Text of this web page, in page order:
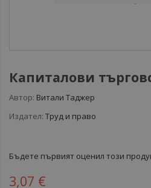
Капиталови
Автор: Витали Таджер
Издател: Труд и право
Бъдете първият оценил този
3,07 €